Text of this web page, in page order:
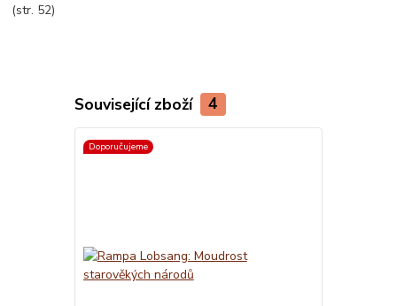
(str. 52)
Související zboží 4
Doporučujeme